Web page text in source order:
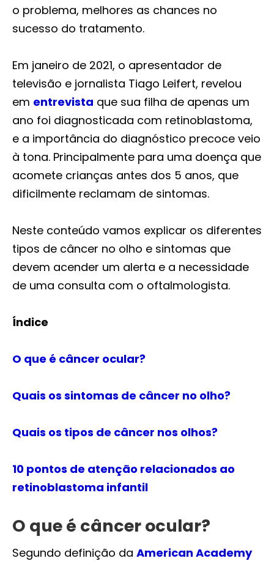
o problema, melhores as chances no
sucesso do tratamento.
Em janeiro de 2021, o apresentador de
televisão e jornalista Tiago Leifert, revelou
em entrevista que sua filha de apenas um
ano foi diagnosticada com retinoblastoma,
e a importância do diagnóstico precoce veio
à tona. Principalmente para uma doença que
acomete crianças antes dos 5 anos, que
dificilmente reclamam de sintomas.
Neste conteúdo vamos explicar os diferentes
tipos de câncer no olho e sintomas que
devem acender um alerta e a necessidade
de uma consulta com o oftalmologista.
Índice
O que é câncer ocular?
Quais os sintomas de câncer no olho?
Quais os tipos de câncer nos olhos?
10 pontos de atenção relacionados ao
retinoblastoma infantil
O que é câncer ocular?
Segundo definição da American Academy